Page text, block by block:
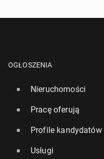
OGŁOSZENIA
Nieruchomości
Pracę oferują
Profile kandydatów
Usługi